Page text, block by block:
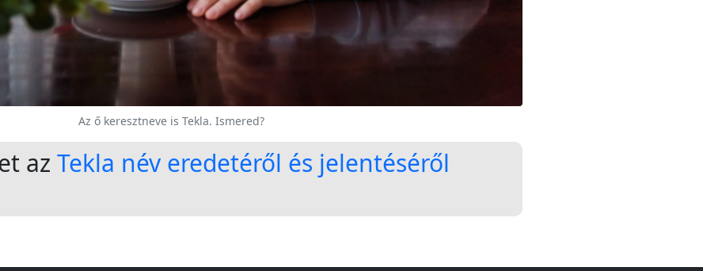
Az ő keresztneve is Tekla. Ismered?
az Tekla név eredetéről és jelentéséről